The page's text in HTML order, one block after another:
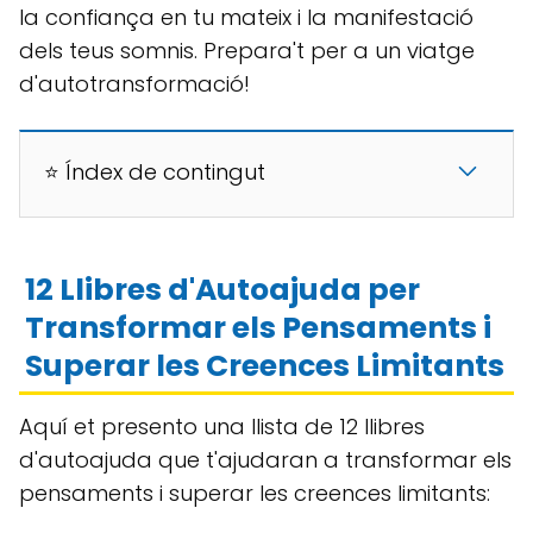
la confiança en tu mateix i la manifestació
dels teus somnis. Prepara't per a un viatge
d'autotransformació!
⭐ Índex de contingut
12 Llibres d'Autoajuda per
Transformar els Pensaments i
Superar les Creences Limitants
Aquí et presento una llista de 12 llibres
d'autoajuda que t'ajudaran a transformar els
pensaments i superar les creences limitants: